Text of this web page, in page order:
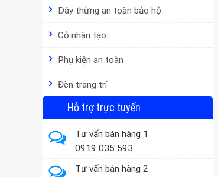
Dây thừng an toàn bảo hộ
Cỏ nhân tạo
Phụ kiện an toàn
Đèn trang trí
Hỗ trợ trực tuyến
Tư vấn bán hàng 1
0919 035 593
Tư vấn bán hàng 2